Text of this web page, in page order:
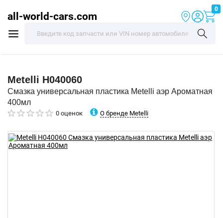
all-world-cars.com
0
Metelli H040060
Смазка универсальная пластика Metelli аэр Ароматная
400мл
0 оценок О бренде Metelli